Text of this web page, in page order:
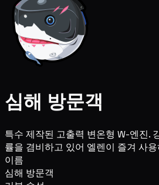
심해 방문객
특수 제작된 고출력 변온형 W-엔진.
률을 겸비하고 있어 엘렌이 즐겨 사
이름
심해 방문객